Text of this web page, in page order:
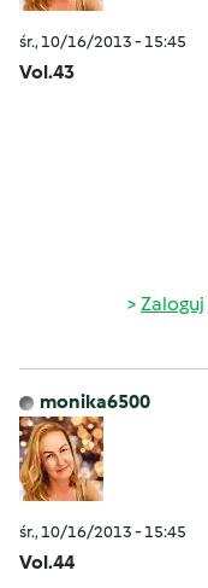
śr., 10/16/2013 - 15:45
Vol.43
Zaloguj
monika6500
śr., 10/16/2013 - 15:45
Vol.44